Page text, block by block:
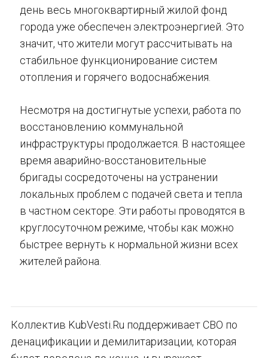
день весь многоквартирный жилой фонд
города уже обеспечен электроэнергией. Это
значит, что жители могут рассчитывать на
стабильное функционирование систем
отопления и горячего водоснабжения.
Несмотря на достигнутые успехи, работа по
восстановлению коммунальной
инфраструктуры продолжается. В настоящее
время аварийно-восстановительные
бригады сосредоточены на устранении
локальных проблем с подачей света и тепла
в частном секторе. Эти работы проводятся в
круглосуточном режиме, чтобы как можно
быстрее вернуть к нормальной жизни всех
жителей района.
Коллектив KubVesti.Ru поддерживает СВО по
денацификации и демилитаризации, которая